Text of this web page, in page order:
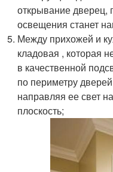
открывание дверец,
освещения станет
Между прихожей и
кладовая , которая
в качественной
по периметру
направляя ее свет
плоскость;